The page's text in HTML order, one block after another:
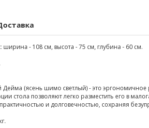
ширина - 108 см, высота - 75 см, глубина - 60 см.
(ясень шимо светлый) - это
стола позволяют легко разместить его в
и долговечностью, сохраняя